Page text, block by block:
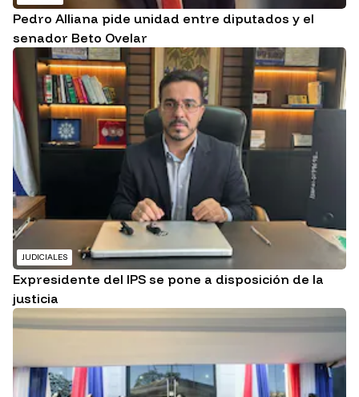
Pedro Alliana pide unidad entre diputados y el
senador Beto Ovelar
JUDICIALES
Expresidente del IPS se pone a disposición de la
justicia